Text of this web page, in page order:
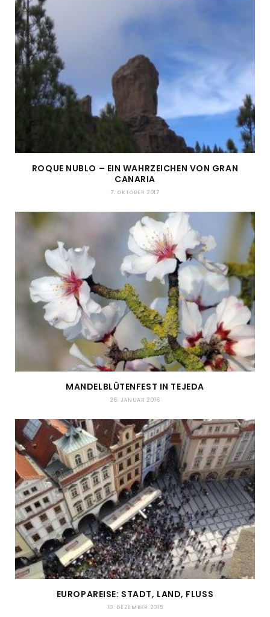
ROQUE NUBLO – EIN WAHRZEICHEN VON GRAN
CANARIA
7. OKTOBER 2017
MANDELBLÜTENFEST IN TEJEDA
26. JANUAR 2016
EUROPAREISE: STADT, LAND, FLUSS
10. DEZEMBER 2015